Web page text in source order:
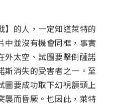
的人，一定知道萊特的
中並沒有機會同框，事實
外太空、試圖要擊倒薩諾
斯消失的受害者之一。至
圖要成功取下幻視額頭上
襲而昏厥。也因此，萊特